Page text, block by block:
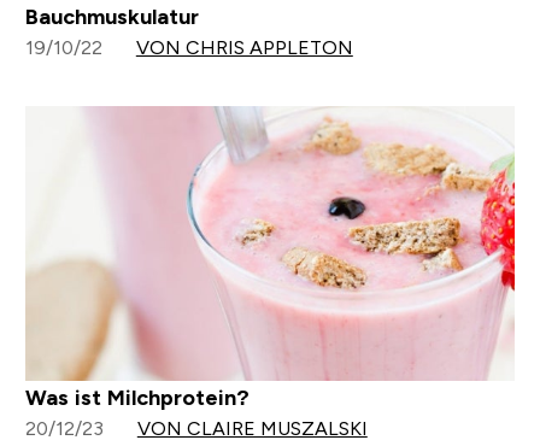
Bauchmuskulatur
19/10/22 VON CHRIS APPLETON
Was ist Milchprotein?
20/12/23 VON CLAIRE MUSZALSKI